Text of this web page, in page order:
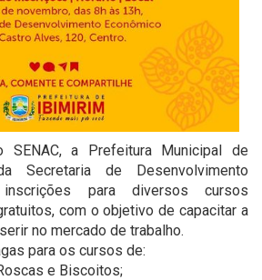
SENAC, a Prefeitura Municipal de
Secretaria de Desenvolvimento
inscrições para diversos cursos
com o objetivo de capacitar a
no mercado de trabalho.
para os cursos de:
e Biscoitos;